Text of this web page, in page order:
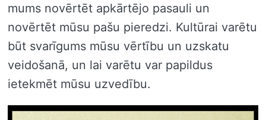
mums novērtēt apkārtējo pasauli un
novērtēt mūsu pašu pieredzi. Kultūrai varētu
būt svarīgums mūsu vērtību un uzskatu
veidošanā, un lai varētu var papildus
ietekmēt mūsu uzvedību.